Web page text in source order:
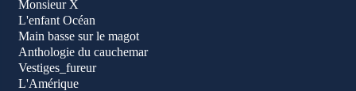
Monsieur X
L'enfant Océan
Main basse sur le magot
Anthologie du cauchemar
Vestiges_fureur
L'Amérique